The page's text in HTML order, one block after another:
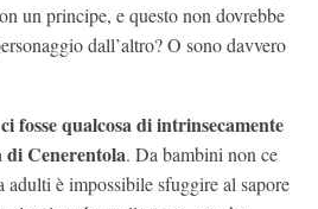
un principe, e questo non dovrebbe
dall’altro? O sono davvero
fosse qualcosa di intrinsecamente
di Cenerentola. Da bambini non ce
adulti è impossibile sfuggire al sapore